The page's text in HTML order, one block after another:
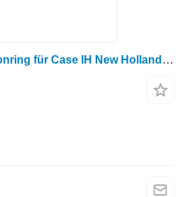
CNH 5188093 Synchronring für Case IH New Holland Radtraktor